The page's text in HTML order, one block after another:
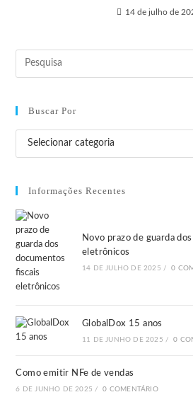
14 de julho de
Buscar Por
Informações Recentes
Novo prazo de guarda
eletrônicos
14 DE JULHO DE 2025 / 0
GlobalDox 15 anos
11 DE JUNHO DE 2025 / 0
Como emitir NFe de vendas
6 DE JUNHO DE 2025 / 0 COMENTÁRIO